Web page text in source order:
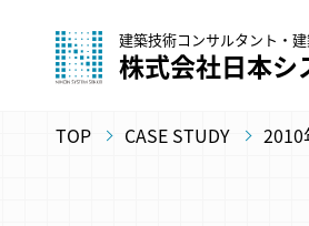
建築技術コンサルタント・
株式会社日本シ
TOP CASE STUDY